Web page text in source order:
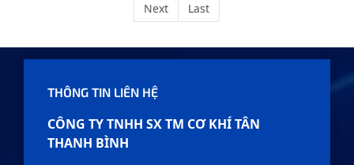
Next
Last
THÔNG TIN LIÊN HỆ
CÔNG TY TNHH SX TM CƠ KHÍ TÂN
THANH BÌNH